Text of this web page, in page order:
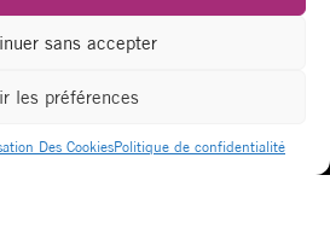
sans accepter
les préférences
Des CookiesPolitique de confidentialité
d’un réseau